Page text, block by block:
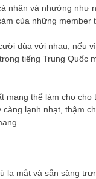
nhân và nhường như
của những member
đùa với nhau, nếu
tiếng Trung Quốc
thể làm cho
lạnh nhạt, thậm
mắt và sẵn sàng